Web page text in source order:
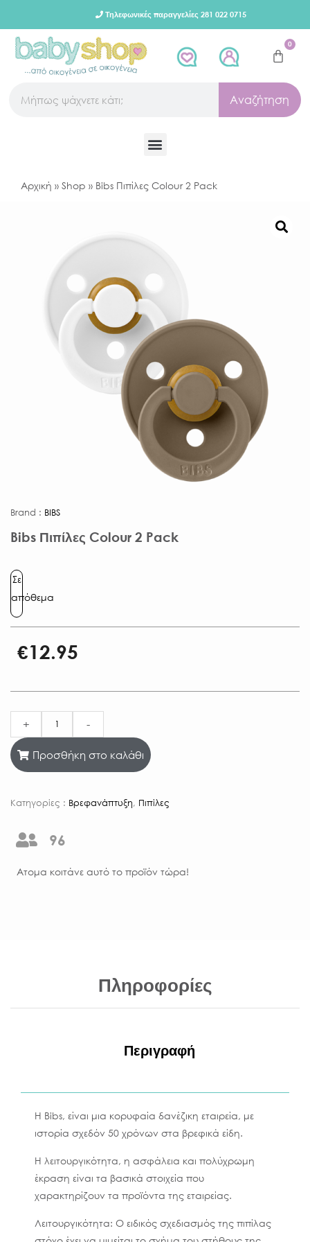
Τηλεφωνικές παραγγελίες 281 022 0715
0
Αναζήτηση
Αρχική » Shop » Bibs Πιπίλες Colour 2 Pack
Brand : BIBS
Bibs Πιπίλες Colour 2 Pack
Σε
απόθεμα
€12.95
+ -
Προσθήκη στο καλάθι
Κατηγορίες : Βρεφανάπτυξη, Πιπίλες
96
Aτομα κοιτάνε αυτό το προϊόν τώρα!
Πληροφορίες
Περιγραφή
Η Bibs, είναι μια κορυφαία δανέζικη εταιρεία, με
ιστορία σχεδόν 50 χρόνων στα βρεφικά είδη.
Η λειτουργικότητα, η ασφάλεια και πολύχρωμη
έκραση είναι τα βασικά στοιχεία που
χαρακτηρίζουν τα προϊόντα της εταιρείας.
Λειτουργικότητα: Ο ειδικός σχεδιασμός της πιπίλας